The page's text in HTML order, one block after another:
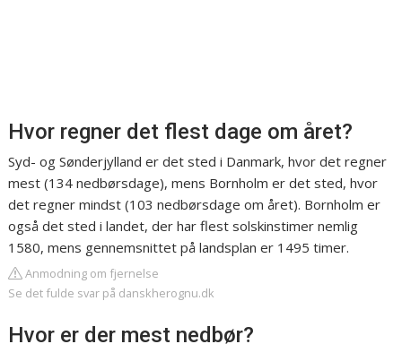
Hvor regner det flest dage om året?
Syd- og Sønderjylland er det sted i Danmark, hvor det regner
mest (134 nedbørsdage), mens Bornholm er det sted, hvor
det regner mindst (103 nedbørsdage om året). Bornholm er
også det sted i landet, der har flest solskinstimer nemlig
1580, mens gennemsnittet på landsplan er 1495 timer.
Anmodning om fjernelse
Se det fulde svar på danskherognu.dk
Hvor er der mest nedbør?